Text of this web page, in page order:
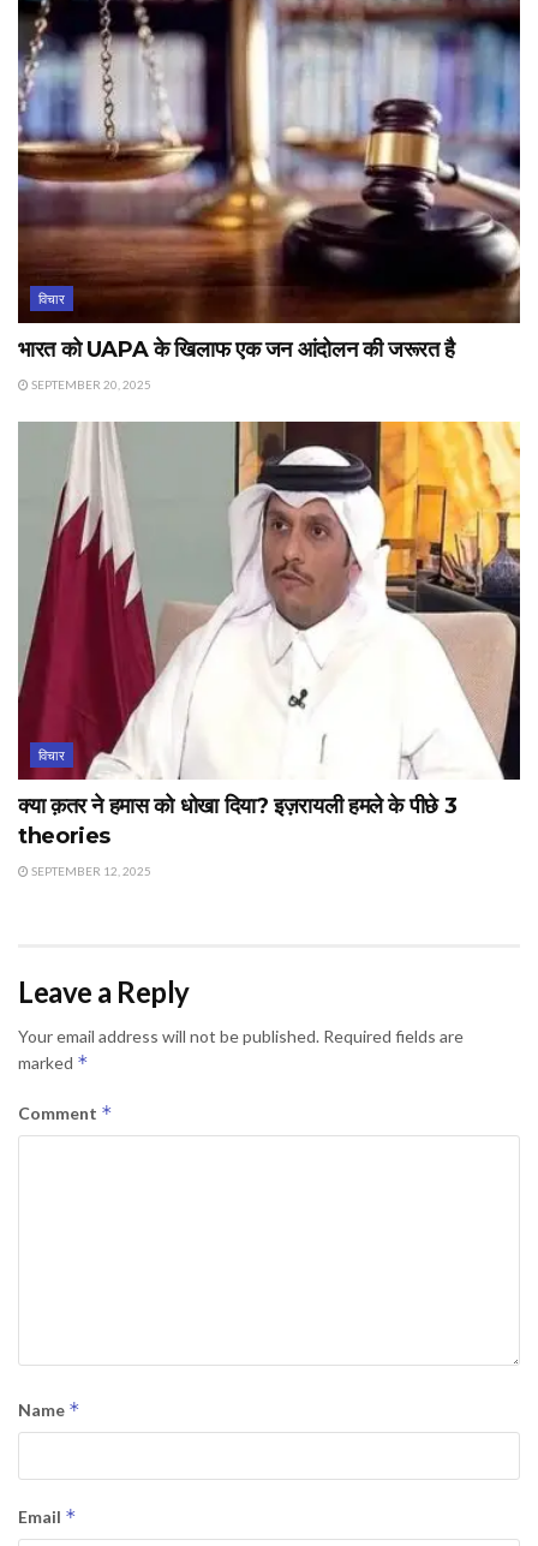
विचार
भारत को UAPA के खिलाफ एक जन आंदोलन की जरूरत है
SEPTEMBER 20, 2025
विचार
क्या क़तर ने हमास को धोखा दिया? इज़रायली हमले के पीछे 3
theories
SEPTEMBER 12, 2025
Leave a Reply
Your email address will not be published. Required fields are
marked *
Comment *
Name *
Email *